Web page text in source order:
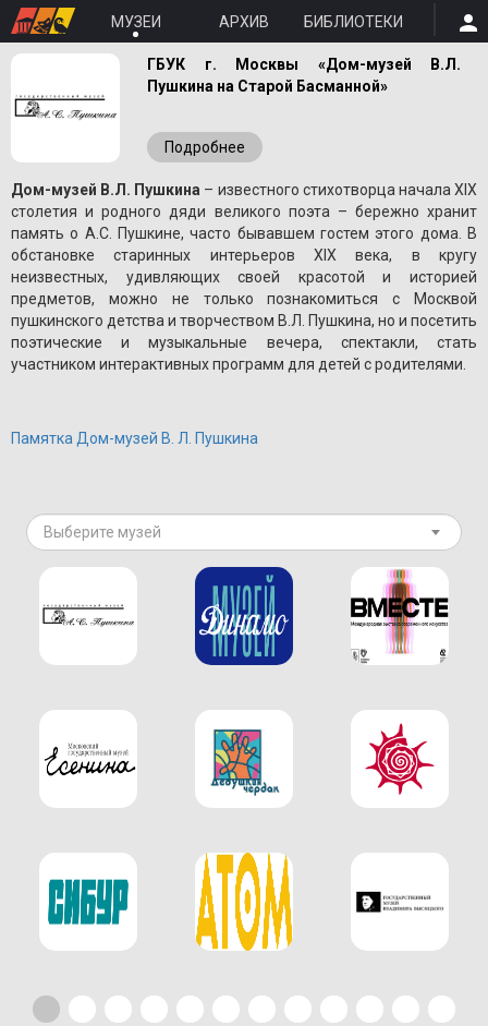
МУЗЕИ АРХИВ БИБЛИОТЕКИ
ГБУК г. Москвы «Дом-музей В.Л.
Пушкина на Старой Басманной»
Подробнее
Дом-музей В.Л. Пушкина – известного стихотворца начала XIX
столетия и родного дяди великого поэта – бережно хранит
память о A.С. Пушкине, часто бывавшем гостем этого дома. В
обстановке старинных интерьеров XIX века, в кругу
неизвестных, удивляющих своей красотой и историей
предметов, можно не только познакомиться с Москвой
пушкинского детства и творчеством В.Л. Пушкина, но и посетить
поэтические и музыкальные вечера, спектакли, стать
участником интерактивных программ для детей с родителями.
Памятка Дом-музей В. Л. Пушкина
Выберите музей